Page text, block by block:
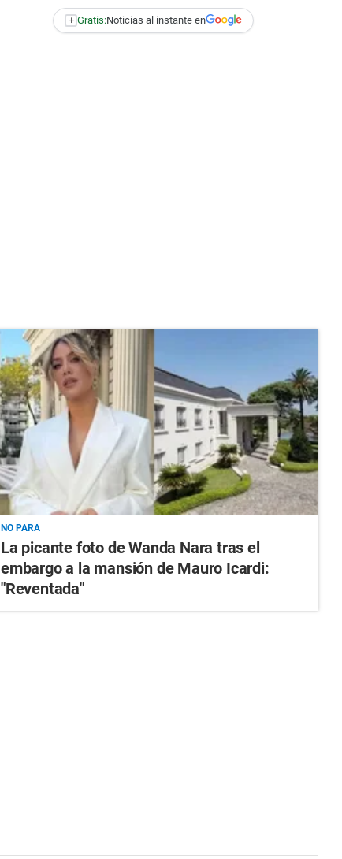
+ Gratis:Noticias al instante en
NO PARA
La picante foto de Wanda Nara tras el
embargo a la mansión de Mauro Icardi:
"Reventada"